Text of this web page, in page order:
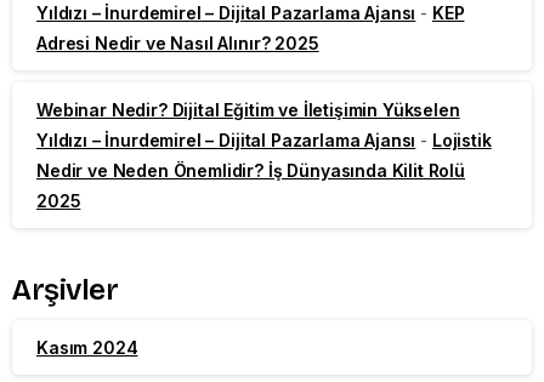
Yıldızı – İnurdemirel – Dijital Pazarlama Ajansı - KEP
Adresi Nedir ve Nasıl Alınır? 2025
Webinar Nedir? Dijital Eğitim ve İletişimin Yükselen
Yıldızı – İnurdemirel – Dijital Pazarlama Ajansı - Lojistik
Nedir ve Neden Önemlidir? İş Dünyasında Kilit Rolü
2025
Arşivler
Kasım 2024